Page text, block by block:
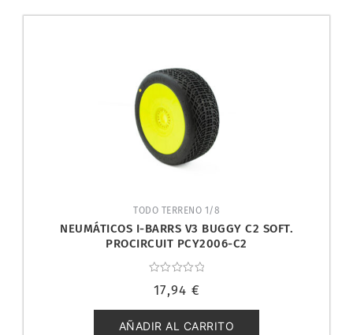
TODO TERRENO 1/8
NEUMÁTICOS I-BARRS V3 BUGGY C2 SOFT.
PROCIRCUIT PCY2006-C2
con
de
5
17,94 €
AÑADIR AL CARRITO